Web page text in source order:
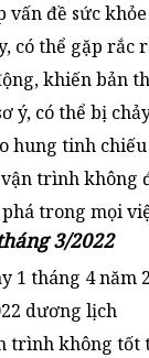
vấn đề sức
có thể gặp rắc
khiến bản
ý, có thể bị
hung tinh
trình không
trong mọi
3/2022
1 tháng 4 năm
dương lịch
trình không tốt